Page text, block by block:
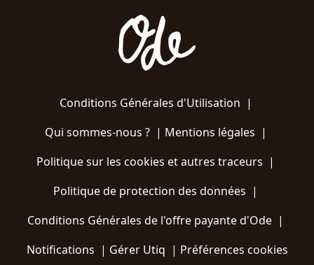
Conditions Générales d'Utilisation |
Qui sommes-nous ?| Mentions légales |
Politique sur les cookies et autres traceurs |
Politique de protection des données |
Conditions Générales de l'offre payante d'Ode |
Notifications | Gérer Utiq | Préférences cookies